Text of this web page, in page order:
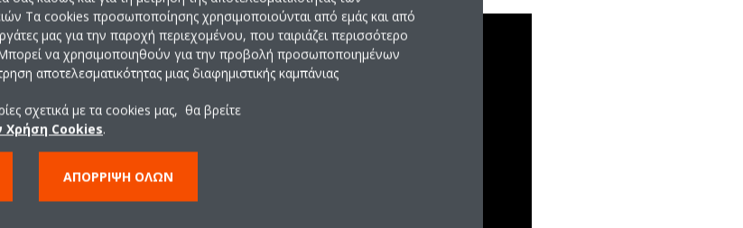
Τα cookies προσωποποίησης χρησιμοποιούνται από εμάς και από
μας για την παροχή περιεχομένου, που ταιριάζει περισσότερο
να χρησιμοποιηθούν για την προβολή προσωποποιημένων
αποτελεσματικότητας μιας διαφημιστικής καμπάνιας
σχετικά με τα cookies μας, θα βρείτε
Χρήση Cookies.
ΑΠΌΡΡΙΨΗ ΌΛΩΝ